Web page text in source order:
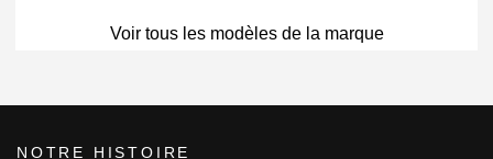
Voir tous les modèles de la marque
NOTRE HISTOIRE